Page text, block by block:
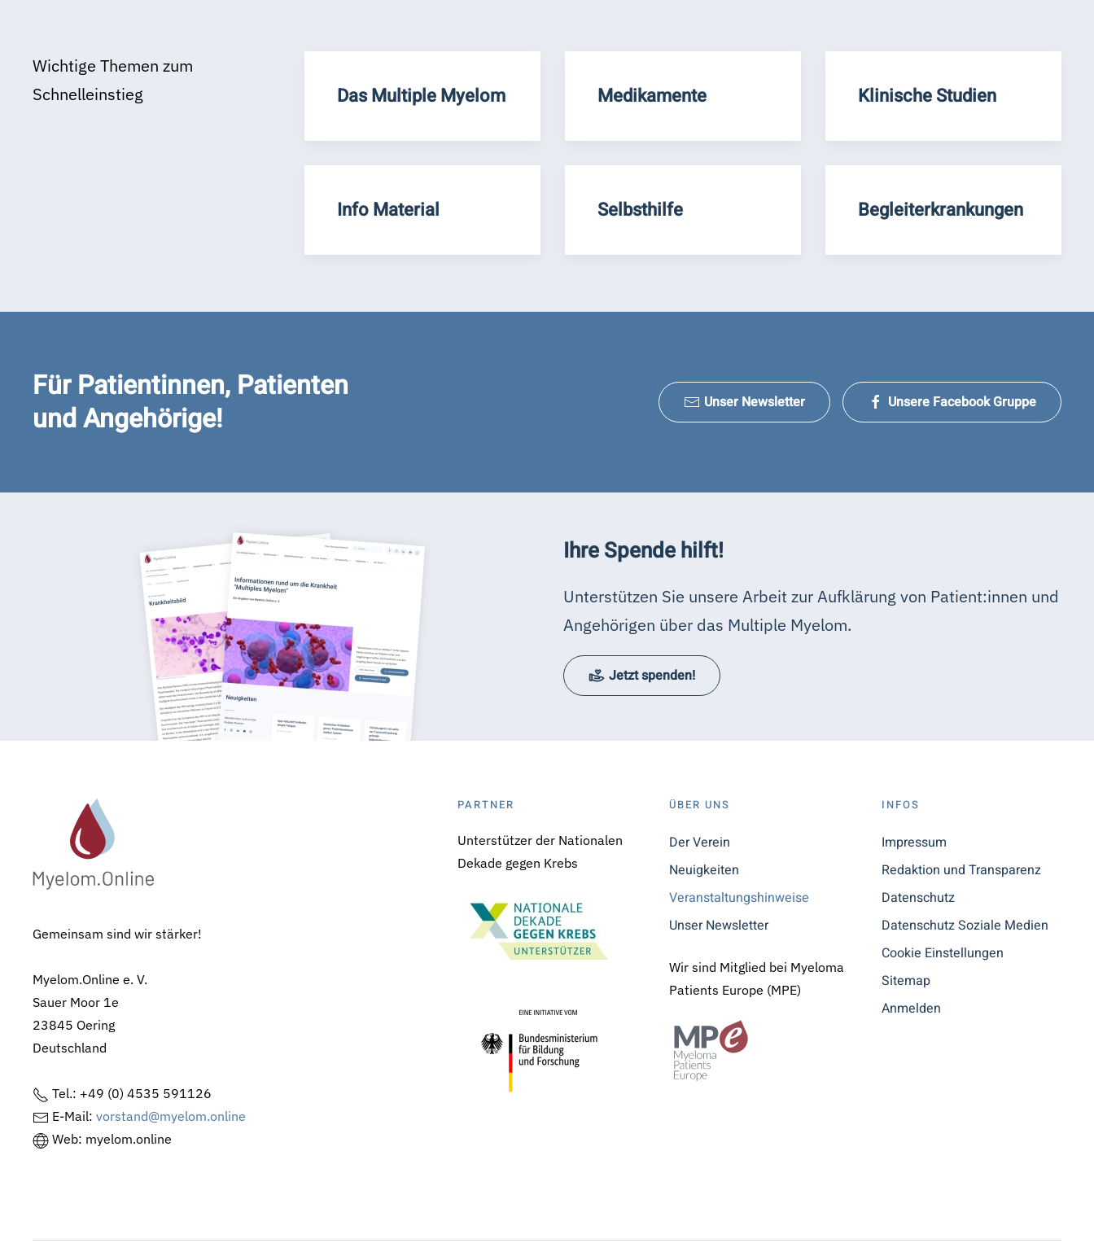
Wichtige Themen zum
Schnelleinstieg
Das Multiple Myelom Medikamente Klinische Studien
Info Material Selbsthilfe Begleiterkrankungen
Für Patientinnen, Patienten
und Angehörige!
Unser Newsletter Unsere Facebook Gruppe
Ihre Spende hilft!
Unterstützen Sie unsere Arbeit zur Aufklärung von Patient:innen und
Angehörigen über das Multiple Myelom.
Jetzt spenden!
Gemeinsam sind wir stärker!
Myelom.Online e. V.
Sauer Moor 1e
23845 Oering
Deutschland
Tel.: +49 (0) 4535 591126
E-Mail: vorstand@myelom.online
Web: myelom.online
PARTNER
Unterstützer der Nationalen
Dekade gegen Krebs
ÜBER UNS
Der Verein
Neuigkeiten
Veranstaltungshinweise
Unser Newsletter
Wir sind Mitglied bei Myeloma
Patients Europe (MPE)
INFOS
Impressum
Redaktion und Transparenz
Datenschutz
Datenschutz Soziale Medien
Cookie Einstellungen
Sitemap
Anmelden